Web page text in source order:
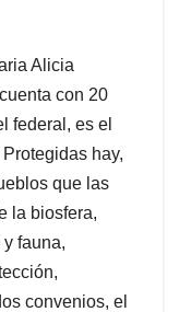
Alicia
con 20
federal, es el
hay,
que las
la biosfera,
fauna,
convenios, el